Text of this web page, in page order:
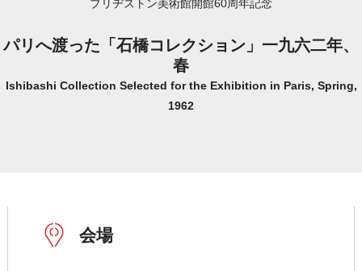
ブリヂストン美術館開館60周年記念
パリへ渡った「石橋コレクション」一九六二年、
春
Ishibashi Collection Selected for the Exhibition in Paris, Spring,
1962
会場